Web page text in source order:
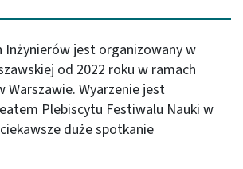
Inżynierów jest organizowany w
od 2022 roku w ramach
Warszawie. Wyarzenie jest
Plebiscytu Festiwalu Nauki w
duże spotkanie